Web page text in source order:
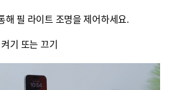
해 필 라이트 조명을 제어하세요.
기 또는 끄기